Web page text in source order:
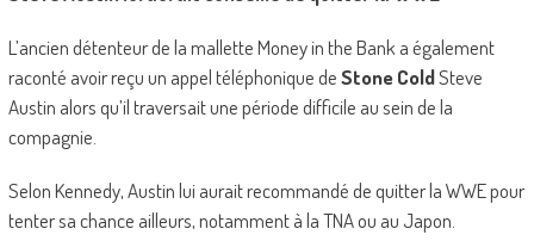
L’ancien détenteur de la mallette Money in the Bank a également
raconté avoir reçu un appel téléphonique deStone ColdSteve
Austin alors qu’il traversait une période difficile au sein de la
compagnie.
Selon Kennedy, Austin lui aurait recommandé de quitter la WWE pour
tenter sa chance ailleurs, notamment à la TNA ou au Japon.